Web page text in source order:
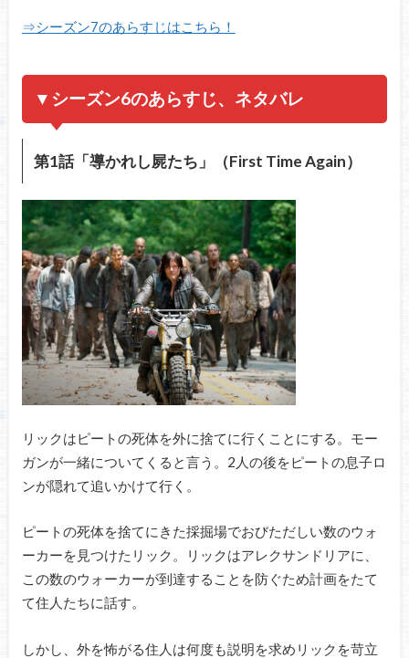
⇒シーズン7のあらすじはこちら！
▼シーズン6のあらすじ、ネタバレ
第1話「導かれし屍たち」（First Time Again）
リックはピートの死体を外に捨てに行くことにする。モー
ガンが一緒についてくると言う。2人の後をピートの息子ロ
ンが隠れて追いかけて行く。
ピートの死体を捨てにきた採掘場でおびただしい数のウォ
ーカーを見つけたリック。リックはアレクサンドリアに、
この数のウォーカーが到達することを防ぐため計画をたて
て住人たちに話す。
しかし、外を怖がる住人は何度も説明を求めリックを苛立